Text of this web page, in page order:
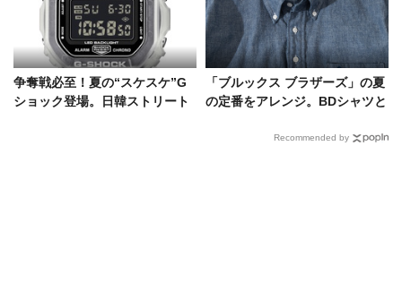
争奪戦必至！夏の“スケスケ”G
ショック登場。日韓ストリート
「ブルックス ブラザーズ」の夏
の定番をアレンジ。BDシャツと
Recommended by